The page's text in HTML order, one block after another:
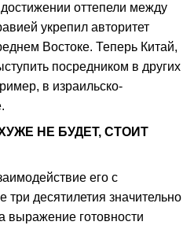
оттепели между
укрепил авторитет
Востоке. Теперь Китай,
посредником в других
в израильско-
НЕ БУДЕТ, СТОИТ
его с
три десятилетия значительно
выражение готовности